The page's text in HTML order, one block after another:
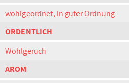
wohlgeordnet, in guter Ordnung
ORDENTLICH
Wohlgeruch
AROM